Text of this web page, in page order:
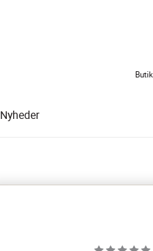
Nyheder